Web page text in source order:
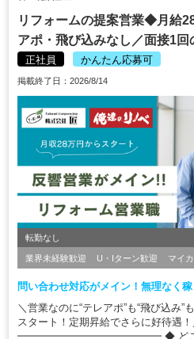
リフォームの提案営業◆月給
アポ・飛び込みなし／面接1
正社員 かんたん応募可
掲載終了日：2026/8/14
転勤なし
業界未経験歓迎 U・Iターン歓迎 マイ
問い合わせ対応がメイン！無理なく稼
＼営業なのに“テレアポ”も“飛び込み
スタート！定期昇給でさらに好待遇！
━━━━━━━━━━━━━━ ◆ どこにも